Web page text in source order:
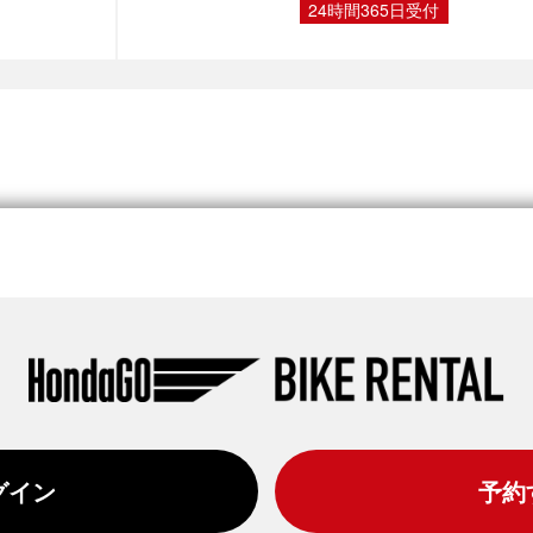
24時間365日受付
イン 予約